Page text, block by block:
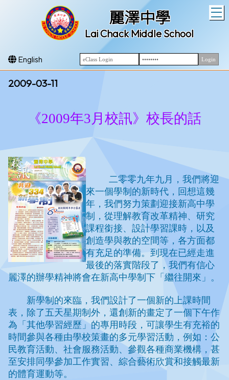
麗澤中學
Lai Chack Middle School
English
2009-03-11